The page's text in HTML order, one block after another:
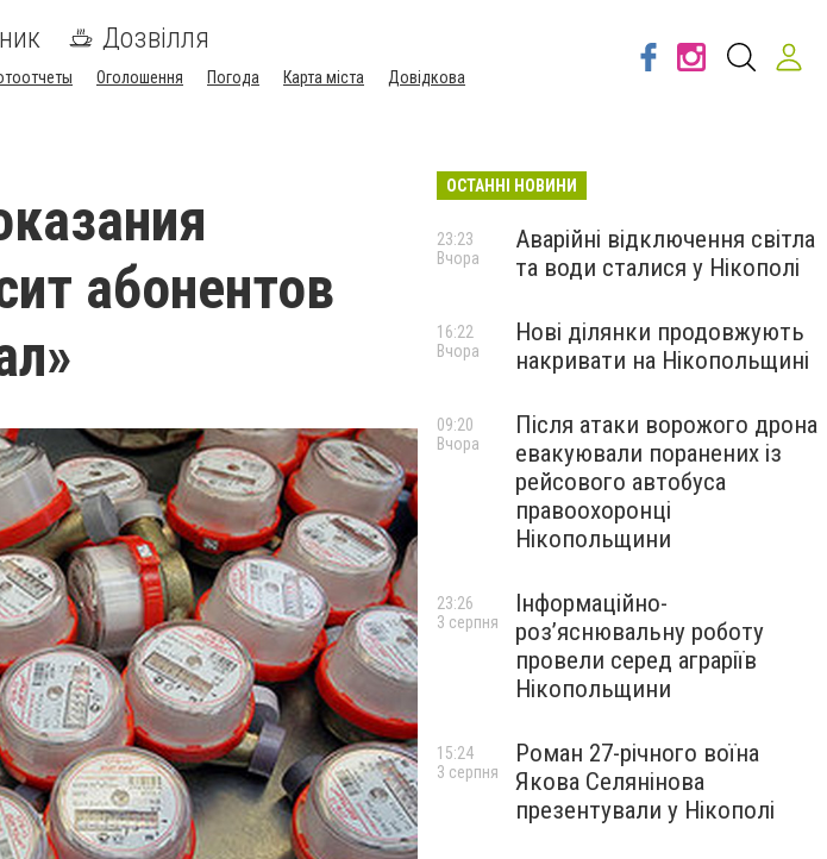
Дозвілля
Оголошення Погода Карта міста Довідкова
абонентов
ОСТАННІ НОВИНИ
Аварійні відключення світла
та води сталися у Нікополі
23:23
Вчора
Нові ділянки продовжують
накривати на Нікопольщині
16:22
Вчора
Після атаки ворожого дрона
евакуювали поранених із
рейсового автобуса
правоохоронці
Нікопольщини
09:20
Вчора
Інформаційно-
роз’яснювальну роботу
провели серед аграріїв
Нікопольщини
23:26
3 серпня
Роман 27-річного воїна
Якова Селянінова
презентували у Нікополі
15:24
3 серпня